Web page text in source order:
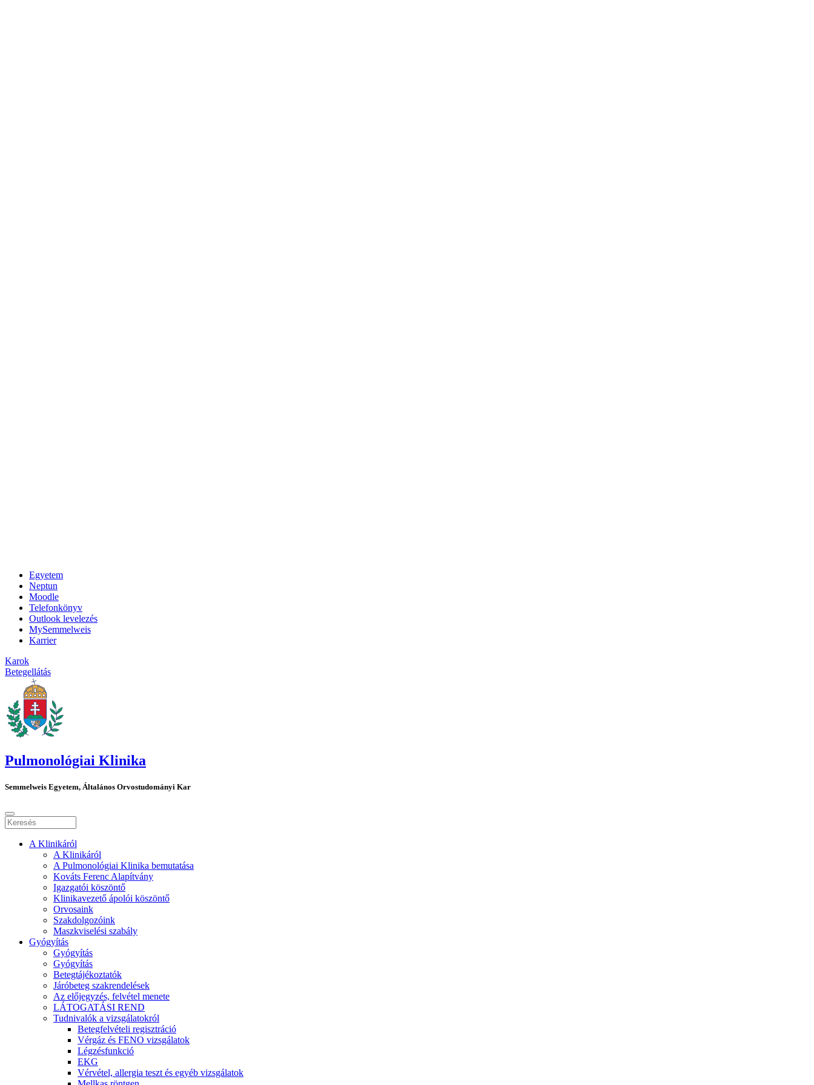
Egyetem
Neptun
Moodle
Telefonkönyv
Outlook levelezés
MySemmelweis
Karrier
Karok
Betegellátás
Pulmonológiai Klinika
Semmelweis Egyetem, Általános Orvostudományi Kar
A Klinikáról
A Klinikáról
A Pulmonológiai Klinika bemutatása
Kováts Ferenc Alapítvány
Igazgatói köszöntő
Klinikavezető ápolói köszöntő
Orvosaink
Szakdolgozóink
Maszkviselési szabály
Gyógyítás
Gyógyítás
Gyógyítás
Betegtájékoztatók
Járóbeteg szakrendelések
Az előjegyzés, felvétel menete
LÁTOGATÁSI REND
Tudnivalók a vizsgálatokról
Betegfelvételi regisztráció
Vérgáz és FENO vizsgálatok
Légzésfunkció
EKG
Vérvétel, allergia teszt és egyéb vizsgálatok